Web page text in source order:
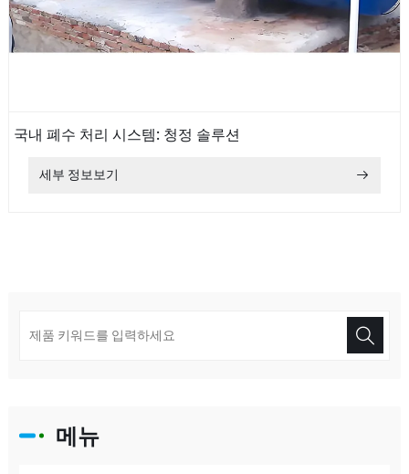
국내 폐수 처리 시스템: 청정 솔루션
세부 정보보기
메뉴